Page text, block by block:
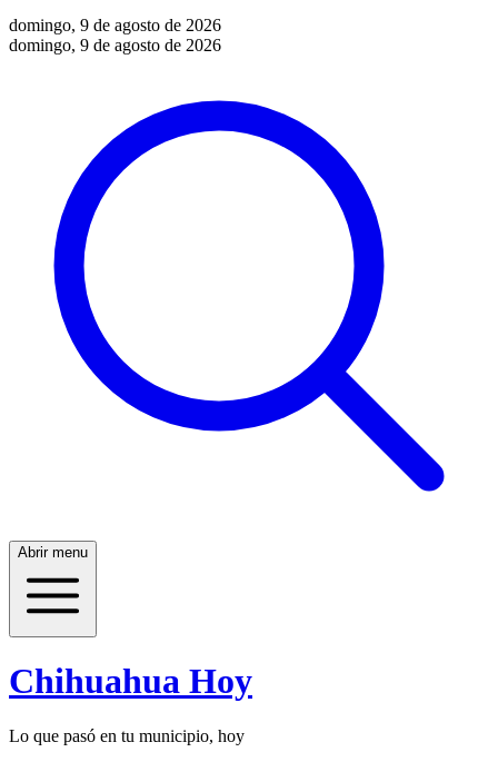
domingo, 9 de agosto de 2026
domingo, 9 de agosto de 2026
Abrir menu
Chihuahua Hoy
Lo que pasó en tu municipio, hoy